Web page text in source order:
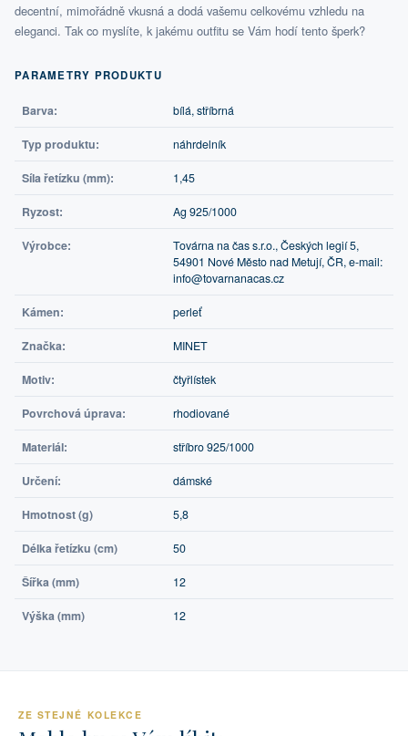
decentní, mimořádně vkusná a dodá vašemu celkovému vzhledu na
eleganci. Tak co myslíte, k jakému outfitu se Vám hodí tento šperk?
PARAMETRY PRODUKTU
Barva: bílá, stříbrná
Typ produktu: náhrdelník
Síla řetízku (mm): 1,45
Ryzost: Ag 925/1000
Výrobce:
Továrna na čas s.r.o., Českých legií 5,
54901 Nové Město nad Metují, ČR, e-mail:
info@tovarnanacas.cz
Kámen: perleť
Značka: MINET
Motiv: čtyřlístek
Povrchová úprava: rhodiované
Materiál: stříbro 925/1000
Určení: dámské
Hmotnost (g) 5,8
Délka řetízku (cm) 50
Šířka (mm) 12
Výška (mm) 12
ZE STEJNÉ KOLEKCE